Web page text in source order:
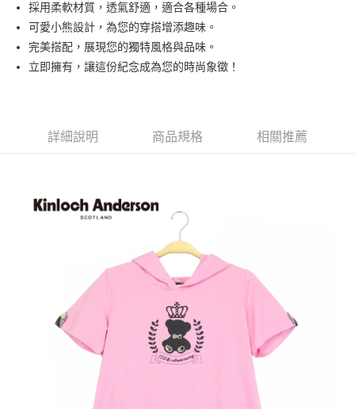
ATM付款
運送方式
付款後7-11取貨
免運費
採用柔軟材質，透氣舒適，適合各種場合。
可愛小熊設計，為您的穿搭增添趣味。
完美搭配，展現您的獨特風格與品味。
立即擁有，讓這份紀念成為您的時尚象徵！
詳細說明 商品規格 相關推薦